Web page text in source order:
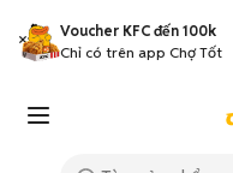
Voucher KFC đến 100k
Chỉ có trên app Chợ Tốt